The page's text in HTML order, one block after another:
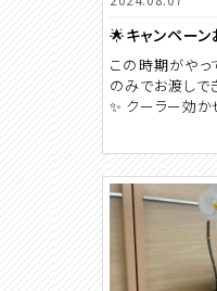
🌟キャンペー
この時期がや
のみでお渡しで
✨ クーラー効か